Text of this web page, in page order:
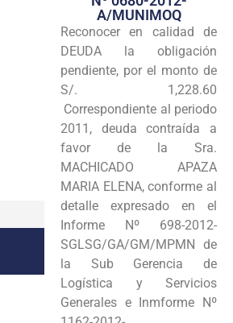
Seguridad
Programas
A/MUNIMOQ
Reconocer en calidad de
DEUDA la obligación
pendiente, por el monto de
S/. 1,228.60
Correspondiente al periodo
2011, deuda contraída a
favor de la Sra.
MACHICADO APAZA
MARIA ELENA, conforme al
detalle expresado en el
Informe Nº 698-2012-
SGLSG/GA/GM/MPMN de
la Sub Gerencia de
Logística y Servicios
Generales e Inmforme Nº